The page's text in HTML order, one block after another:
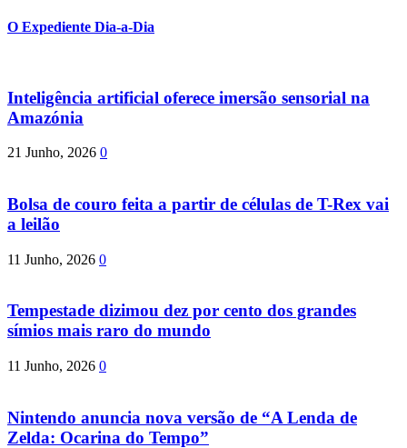
O Expediente Dia-a-Dia
Inteligência artificial oferece imersão sensorial na
Amazónia
21 Junho, 2026 0
Bolsa de couro feita a partir de células de T-Rex vai
a leilão
11 Junho, 2026 0
Tempestade dizimou dez por cento dos grandes
símios mais raro do mundo
11 Junho, 2026 0
Nintendo anuncia nova versão de “A Lenda de
Zelda: Ocarina do Tempo”